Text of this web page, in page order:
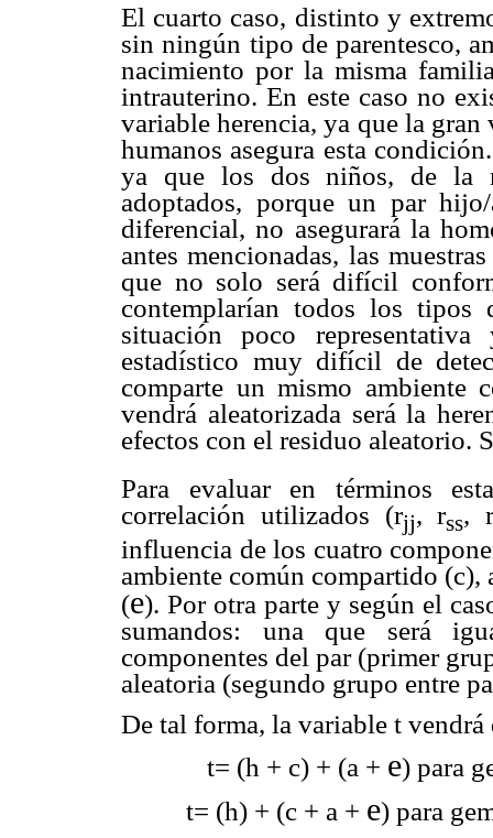
El cuarto caso, distinto y
sin ningún tipo de parentesco,
nacimiento por la misma
intrauterino. En este caso no
variable herencia, ya que la
humanos asegura esta
ya que los dos niños, de la
adoptados, porque un par
diferencial, no asegurará la
antes mencionadas, las
que no solo será difícil
contemplarían todos los tipos
situación poco
estadístico muy difícil de
comparte un mismo ambiente
vendrá aleatorizada será la
efectos con el residuo aleatorio.
Para evaluar en términos
correlación utilizados (rjj, rss, r
influencia de los cuatro
ambiente común compartido
(e). Por otra parte y según el
sumandos: una que será
componentes del par (primer
aleatoria (segundo grupo entre
De tal forma, la variable t vendrá
t= (h + c) + (a + e) para
t= (h) + (c + a + e) para